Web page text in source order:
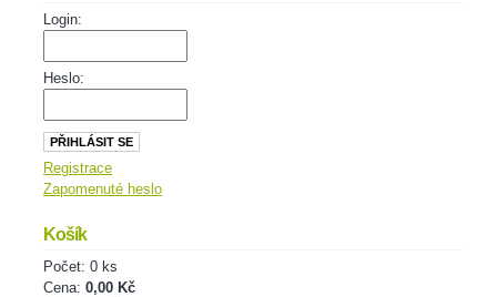
Login:
Heslo:
Registrace
Zapomenuté heslo
Košík
Počet: 0 ks
Cena: 0,00 Kč